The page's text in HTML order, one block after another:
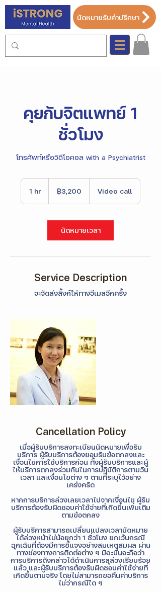
นัดหมายรับคำปรึกษา
คุยกับจิตแพทย์ 1
ชั่วโมง
โทรศัพท์หรือวิดีโอคอล with a Psychiatrist
1 hr1
บาท
ไทย฿3,200 Video call
นัดหมายเวลา
Service Description
จะจัดส่งลิ้งก์ให้ทางอีเมลอีกครั้ง
Cancellation Policy
เมื่อผู้รับบริการลงทะเบียนนัดหมายเพื่อรับ
บริการ ผู้รับบริการต้องยอมรับข้อตกลงและ
เงื่อนไขการใช้บริการก่อน ทั้งผู้รับบริการและผู้
ให้บริการตกลงร่วมกันในการปฏิบัติการตามวัน
เวลา และเงื่อนไขต่าง ๆ ตามที่ระบุไว้อย่าง
เคร่งครัด
หากการบริการล่วงเลยเวลาไปจากเงื่อนไข ผู้รับ
บริการต้องรับผิดชอบค่าใช้จ่ายที่เกิดขึ้นเพิ่มเติม
ตามข้อตกลง
ผู้รับบริการสามารถเปลี่ยนแปลงเวลานัดหมาย
ได้ล่วงหน้าไม่น้อยกว่า 1 ชั่วโมง ยกเว้นกรณี
ฉุกเฉินที่ต้องมีการชี้แจงอย่างสมเหตุสมผล ผ่าน
ทางช่องทางการติดต่อต่าง ๆ มิฉะนั้นจะถือว่า
การบริการดังกล่าวได้ดำเนินการลุล่วงเรียบร้อย
แล้ว และผู้รับบริการต้องรับผิดชอบค่าใช้จ่ายที่
เกิดขึ้นตามจริง โดยไม่สามารถขอคืนค่าบริการ
ไม่ว่ากรณีใด ๆ